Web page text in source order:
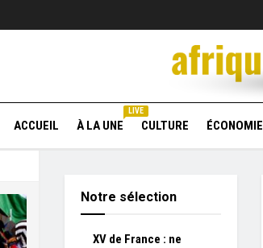
ACCUEIL À LA UNE
LIVE
CULTURE ÉCONOMIE
Notre sélection
XV de France : ne